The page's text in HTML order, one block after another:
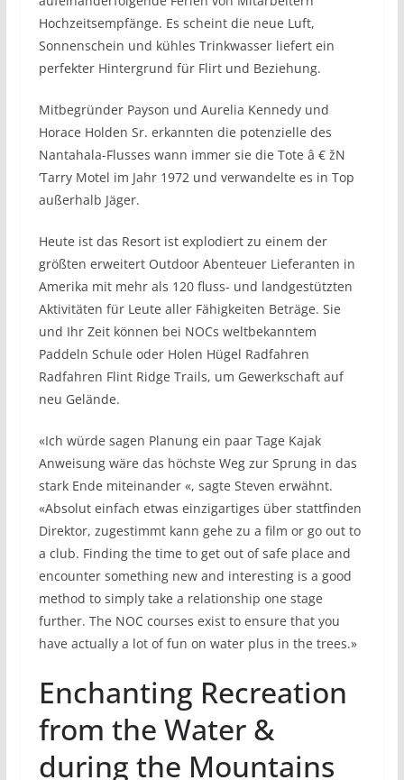
Hochzeitsempfänge. Es scheint die neue Luft,
Sonnenschein und kühles Trinkwasser liefert ein
perfekter Hintergrund für Flirt und Beziehung.
Mitbegründer Payson und Aurelia Kennedy und
Horace Holden Sr. erkannten die potenzielle des
Nantahala-Flusses wann immer sie die Tote â € žN
‘Tarry Motel im Jahr 1972 und verwandelte es in Top
außerhalb Jäger.
Heute ist das Resort ist explodiert zu einem der
größten erweitert Outdoor Abenteuer Lieferanten in
Amerika mit mehr als 120 fluss- und landgestützten
Aktivitäten für Leute aller Fähigkeiten Beträge. Sie
und Ihr Zeit können bei NOCs weltbekanntem
Paddeln Schule oder Holen Hügel Radfahren
Radfahren Flint Ridge Trails, um Gewerkschaft auf
neu Gelände.
«Ich würde sagen Planung ein paar Tage Kajak
Anweisung wäre das höchste Weg zur Sprung in das
stark Ende miteinander «, sagte Steven erwähnt.
«Absolut einfach etwas einzigartiges über stattfinden
Direktor, zugestimmt kann gehe zu a film or go out to
a club. Finding the time to get out of safe place and
encounter something new and interesting is a good
method to simply take a relationship one stage
further. The NOC courses exist to ensure that you
have actually a lot of fun on water plus in the trees.»
Enchanting Recreation
from the Water &
during the Mountains